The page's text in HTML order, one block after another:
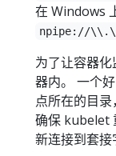
在 Windows
npipe://
为了让容器
器内。 一个
点所在的目
确保 kubelet
新连接到套接